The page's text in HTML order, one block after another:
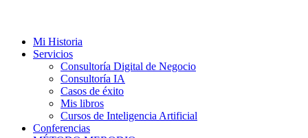
Mi Historia
Servicios
Consultoría Digital de Negocio
Consultoría IA
Casos de éxito
Mis libros
Cursos de Inteligencia Artificial
Conferencias